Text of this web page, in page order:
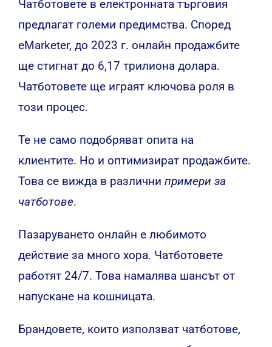
Чатботовете в електронната търговия
предлагат големи предимства. Според
eMarketer, до 2023 г. онлайн продажбите
ще стигнат до 6,17 трилиона долара.
Чатботовете ще играят ключова роля в
този процес.
Те не само подобряват опита на
клиентите. Но и оптимизират продажбите.
Това се вижда в различни примери за
чатботове.
Пазаруването онлайн е любимото
действие за много хора. Чатботовете
работят 24/7. Това намалява шансът от
напускане на кошницата.
Брандовете, които използват чатботове,